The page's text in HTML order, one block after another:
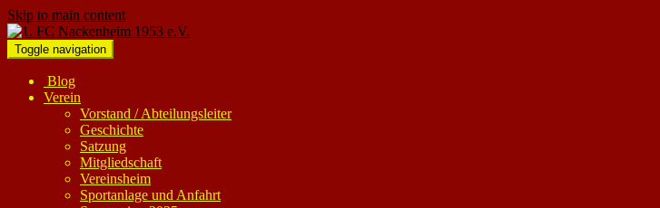
Skip to main content
Toggle navigation
Blog
Verein
Vorstand / Abteilungsleiter
Geschichte
Satzung
Mitgliedschaft
Vereinsheim
Sportanlage und Anfahrt